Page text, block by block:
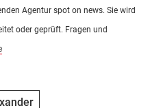
Agentur spot on news. Sie wird
oder geprüft. Fragen und